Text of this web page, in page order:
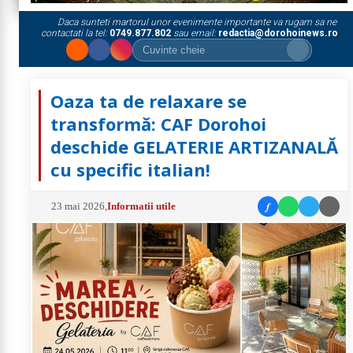
Daca sunteti martorul unor evenimente importante va rugam sa ne
contactati la tel: 0749.877.802sau email: redactia@dorohoinews.ro
Oaza ta de relaxare se
transformă: CAF Dorohoi
deschide GELATERIE ARTIZANALĂ
cu specific italian!
23 mai 2026 ,Informatii utile f